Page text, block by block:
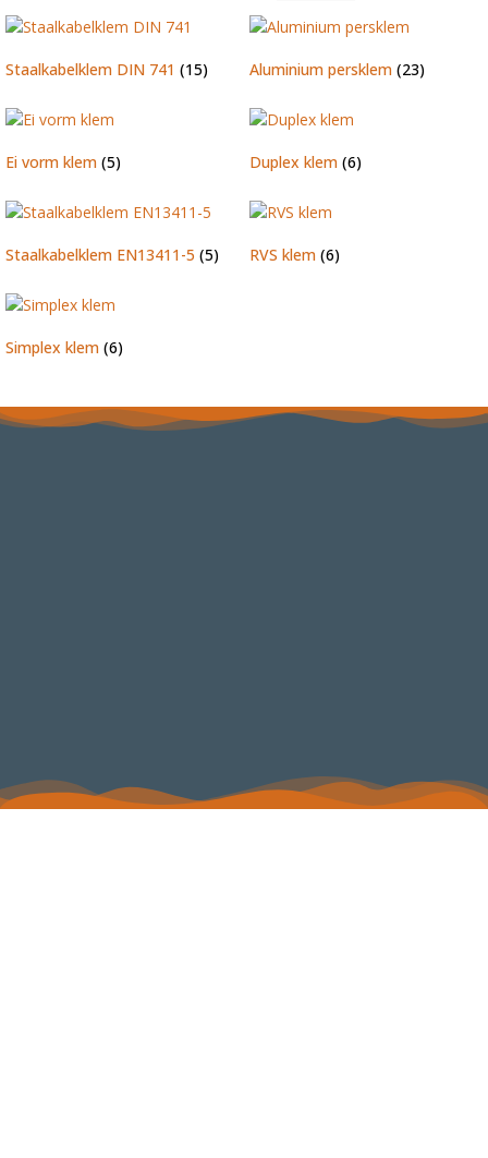
Staalkabelklem DIN 741 (15) Aluminium persklem (23)
Ei vorm klem (5) Duplex klem (6)
Staalkabelklem EN13411-5 (5) RVS klem (6)
Simplex klem (6)